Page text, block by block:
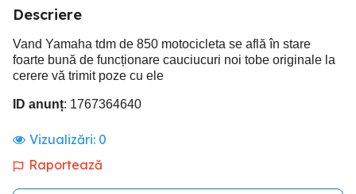
Descriere
Vand Yamaha tdm de 850 motocicleta se află în stare
foarte bună de funcționare cauciucuri noi tobe originale la
cerere vă trimit poze cu ele
ID anunț: 1767364640
Vizualizări: 0
Raportează